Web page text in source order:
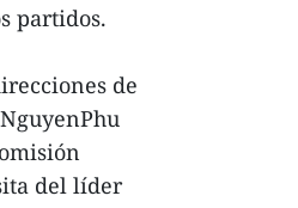
partidos.
de
del líder